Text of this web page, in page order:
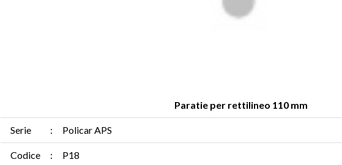
Paratie per rettilineo 110 mm
Serie : Policar APS
Codice : P18